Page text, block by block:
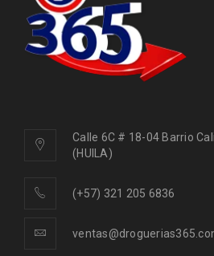
Calle 6C # 18-04 Barrio
(HUILA)
(+57) 321 205 6836